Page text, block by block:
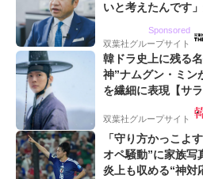
いと考えたんです
Sponsored
双葉社グループサイト
韓ドラ史上に残る
神”ナムグン・ミン
を繊細に表現【サ
双葉社グループサイト
「守り方かっこよ
オペ騒動”に家族写
炎上も収める“神対